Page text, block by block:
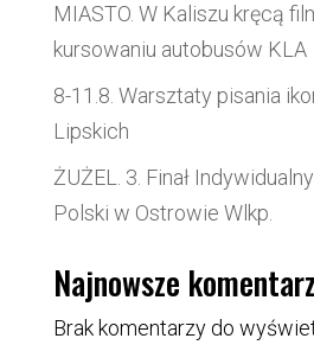
MIASTO. W Kaliszu kręcą
kursowaniu autobusów KLA
8-11.8. Warsztaty pisania
Lipskich
ŻUŻEL. 3. Finał
Polski w Ostrowie Wlkp.
Najnowsze
Brak komentarzy do